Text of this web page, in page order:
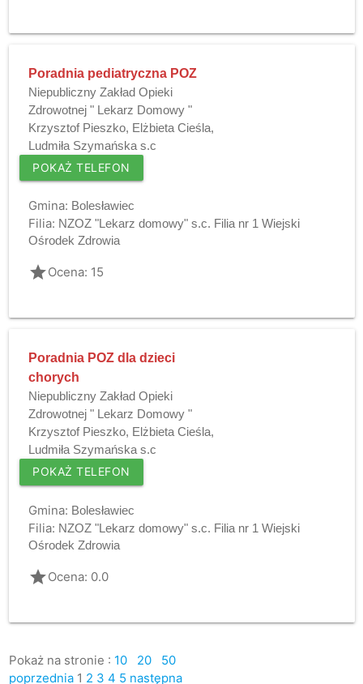
Poradnia pediatryczna POZ
Niepubliczny Zakład Opieki
Zdrowotnej " Lekarz Domowy "
Krzysztof Pieszko, Elżbieta Cieśla,
Ludmiła Szymańska s.c
POKAŻ TELEFON
Gmina: Bolesławiec
Filia: NZOZ "Lekarz domowy" s.c. Filia nr 1 Wiejski
Ośrodek Zdrowia
gradeOcena: 15
Poradnia POZ dla dzieci
chorych
Niepubliczny Zakład Opieki
Zdrowotnej " Lekarz Domowy "
Krzysztof Pieszko, Elżbieta Cieśla,
Ludmiła Szymańska s.c
POKAŻ TELEFON
Gmina: Bolesławiec
Filia: NZOZ "Lekarz domowy" s.c. Filia nr 1 Wiejski
Ośrodek Zdrowia
gradeOcena: 0.0
Pokaż na stronie : 10 20
50
poprzednia 1 2 3 4 5 następna